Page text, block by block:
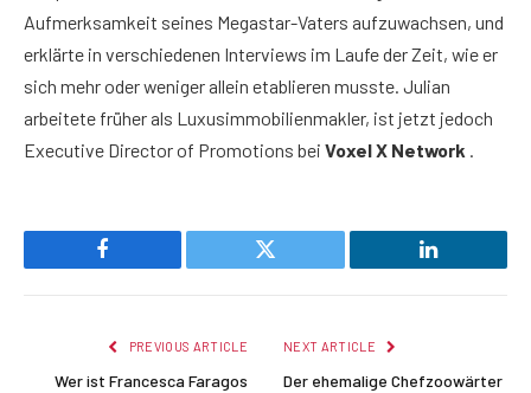
Aufmerksamkeit seines Megastar-Vaters aufzuwachsen, und
erklärte in verschiedenen Interviews im Laufe der Zeit, wie er
sich mehr oder weniger allein etablieren musste. Julian
arbeitete früher als Luxusimmobilienmakler, ist jetzt jedoch
Executive Director of Promotions bei Voxel X Network .
Facebook Twitter LinkedIn
PREVIOUS ARTICLE
Wer ist Francesca Faragos
NEXT ARTICLE
Der ehemalige Chefzoowärter